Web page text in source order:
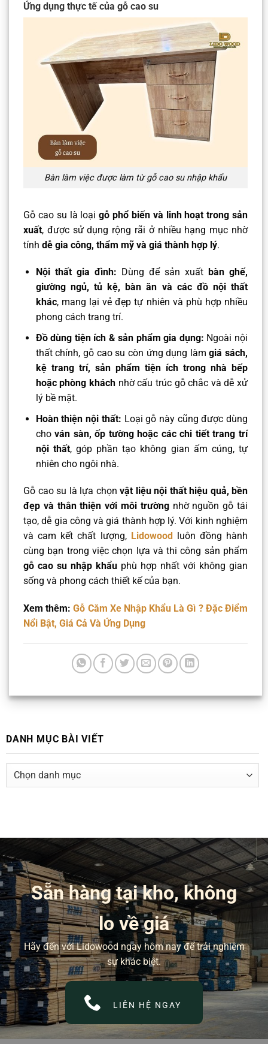
Ứng dụng thực tế của gỗ cao su
Bàn làm việc được làm từ gỗ cao su nhập khẩu
Gỗ cao su là loạigỗ phổ biến và linh hoạt trong sản
xuất, được sử dụng rộng rãi ở nhiều hạng mục nhờ
tính dễ gia công, thẩm mỹ và giá thành hợp lý.
Nội thất gia đình: Dùng để sản xuất bàn ghế,
giường ngủ, tủ kệ, bàn ăn và các đồ nội thất
khác, mang lại vẻ đẹp tự nhiên và phù hợp nhiều
phong cách trang trí.
Đồ dùng tiện ích & sản phẩm gia dụng: Ngoài nội
thất chính, gỗ cao su còn ứng dụng làmgiá sách,
kệ trang trí, sản phẩm tiện ích trong nhà bếp
hoặc phòng khách nhờ cấu trúc gỗ chắc và dễ xử
lý bề mặt.
Hoàn thiện nội thất: Loại gỗ này cũng được dùng
chován sàn, ốp tường hoặc các chi tiết trang trí
nội thất, góp phần tạo không gian ấm cúng, tự
nhiên cho ngôi nhà.
Gỗ cao su là lựa chọn vật liệu nội thất hiệu quả, bền
đẹp và thân thiện với môi trườngnhờ nguồn gỗ tái
tạo, dễ gia công và giá thành hợp lý. Với kinh nghiệm
và cam kết chất lượng, Lidowood
luôn đồng hành
cùng bạn trong việc chọn lựa và thi công sản phẩm
gỗ cao su nhập khẩu phù hợp nhất với không gian
sống và phong cách thiết kế của bạn.
Xem thêm:Gỗ Căm Xe Nhập Khẩu Là Gì ? Đặc Điểm
Nổi Bật, Giá Cả Và Ứng Dụng
DANH MỤC BÀI VIẾT
DANH
Sẵn hàng tại kho, không
lo về giá
Hãy đến với Lidowood ngay hôm nay để trải nghiệm
sự khác biệt.
LIÊN HỆ NGAY